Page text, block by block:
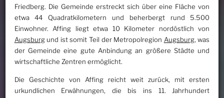
Friedberg. Die Gemeinde erstreckt sich über eine Fläche von
etwa 44 Quadratkilometern und beherbergt rund 5.500
Einwohner. Affing liegt etwa 10 Kilometer nordöstlich von
Augsburgund ist somit Teil der Metropolregion Augsburg, was
der Gemeinde eine gute Anbindung an größere Städte und
wirtschaftliche Zentren ermöglicht.
Die Geschichte von Affing reicht weit zurück, mit ersten
urkundlichen Erwähnungen, die bis ins 11. Jahrhundert